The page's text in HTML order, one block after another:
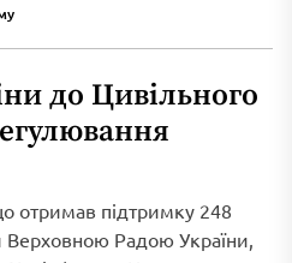
до Цивільного
отримав підтримку 248
Верховною Радою України,